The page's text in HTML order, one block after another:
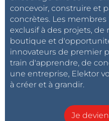
concevoir, construire et
concrètes. Les
exclusif à des projets,
boutique et
innovateurs de premier
train d'apprendre, de
une entreprise, Elektor
à créer et à grandir.
Je